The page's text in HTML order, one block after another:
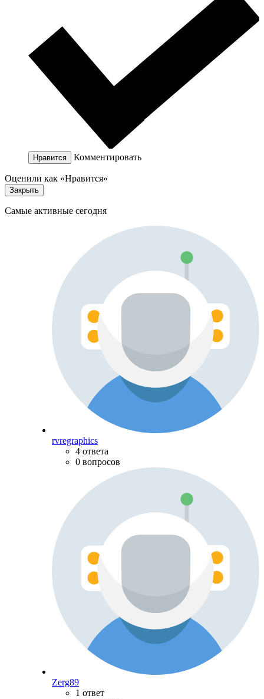
Нравится Комментировать
Оценили как «Нравится»
Закрыть
Самые активные сегодня
rvregraphics
4 ответа
0 вопросов
Zerg89
1 ответ